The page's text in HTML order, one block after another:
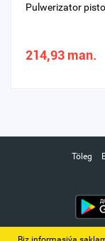
Pulwerizator
214,93 man.
Töleg